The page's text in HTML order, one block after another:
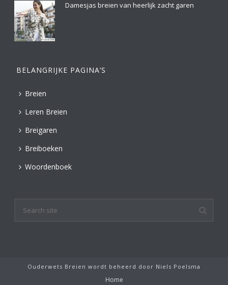
Damesjas breien van heerlijk zacht garen
BELANGRIJKE PAGINA’S
Breien
Leren Breien
Breigaren
Breiboeken
Woordenboek
Ouderwets Breien wordt beheerd door Niels Poelsma
Home